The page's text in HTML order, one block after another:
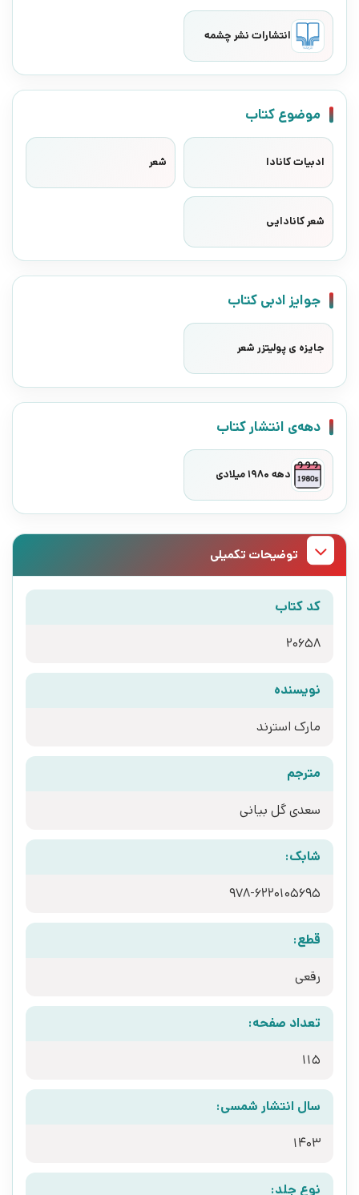
انتشارات نشر چشمه
موضوع کتاب
ادبیات کانادا شعر
شعر کانادایی
جوایز ادبی کتاب
جایزه ی پولیتزر شعر
دهه‌ی انتشار کتاب
دهه 1980 میلادی
توضیحات تکمیلی
کد کتاب
20658
نویسنده
مارک استرند
مترجم
سعدی گل بیانی
شابک:
978-6220105695
قطع:
رقعی
تعداد صفحه:
115
سال انتشار شمسی:
1403
نوع جلد: